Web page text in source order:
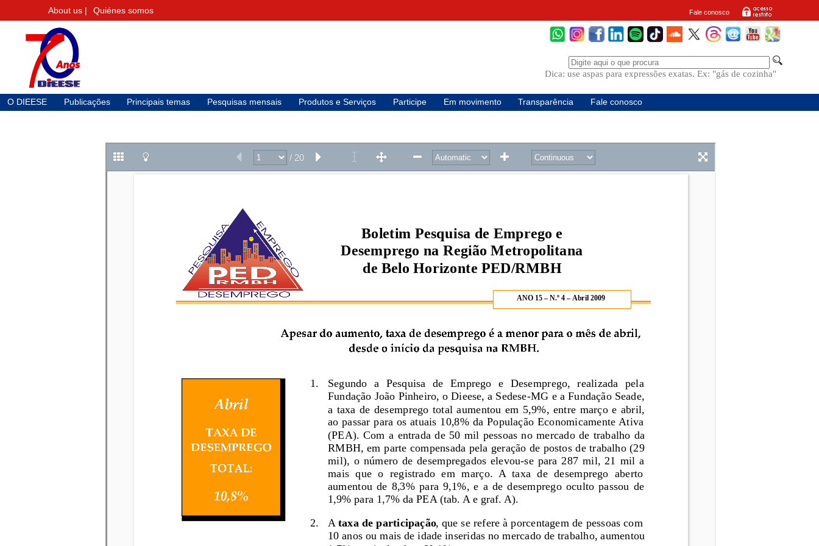
About us | Quiénes somos Fale conosco
Dica: use aspas para expressões exatas. Ex: "gás de cozinha"
O DIEESE Publicações Principais temas Pesquisas mensais Produtos e Serviços Participe Em movimento Transparência Fale conosco